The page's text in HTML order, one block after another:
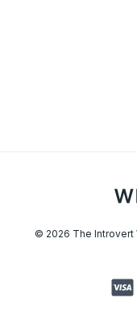
© 2026 The Introvert